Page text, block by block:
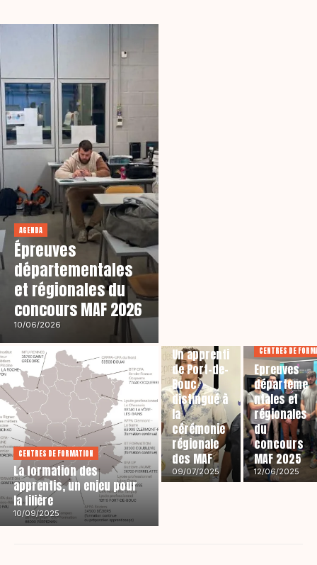
AGENDA
Épreuves
départementales
et régionales du
concours MAF 2026
10/06/2026
CENTRES DE FORMATION
La formation des
apprentis, un enjeu pour
la filière
10/09/2025
Un apprenti
de Port-de-
Bouc
distingué à
la
cérémonie
régionale
des MAF
09/07/2025
CENTRES DE
Epreuves
départeme
ntales et
régionales
du
concours
MAF 2025
12/06/2025